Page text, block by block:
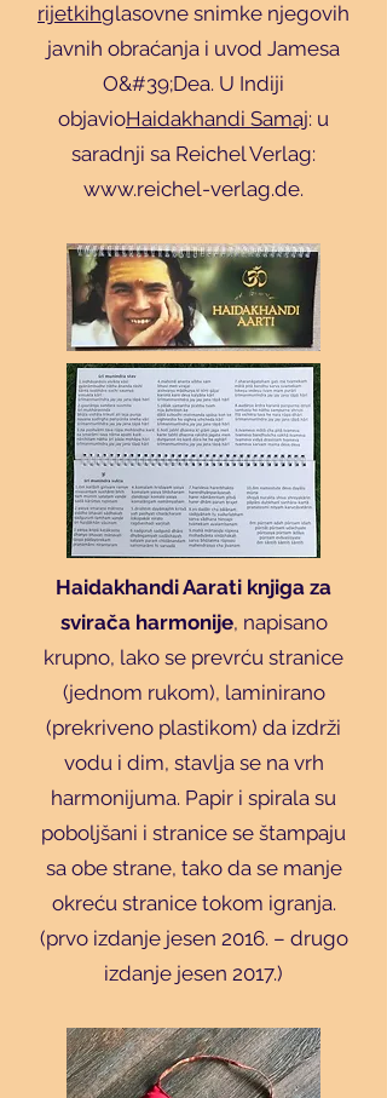
rijetkihglasovne snimke njegovih
javnih obraćanja i uvod Jamesa
O&#39;Dea. U Indiji
objavioHaidakhandi Samaj: u
saradnji sa Reichel Verlag:
www.reichel-verlag.de.
Haidakhandi Aarati knjiga za
svirača harmonije, napisano
krupno, lako se prevrću stranice
(jednom rukom), laminirano
(prekriveno plastikom) da izdrži
vodu i dim, stavlja se na vrh
harmonijuma. Papir i spirala su
poboljšani i stranice se štampaju
sa obe strane, tako da se manje
okreću stranice tokom igranja.
(prvo izdanje jesen 2016. – drugo
izdanje jesen 2017.)